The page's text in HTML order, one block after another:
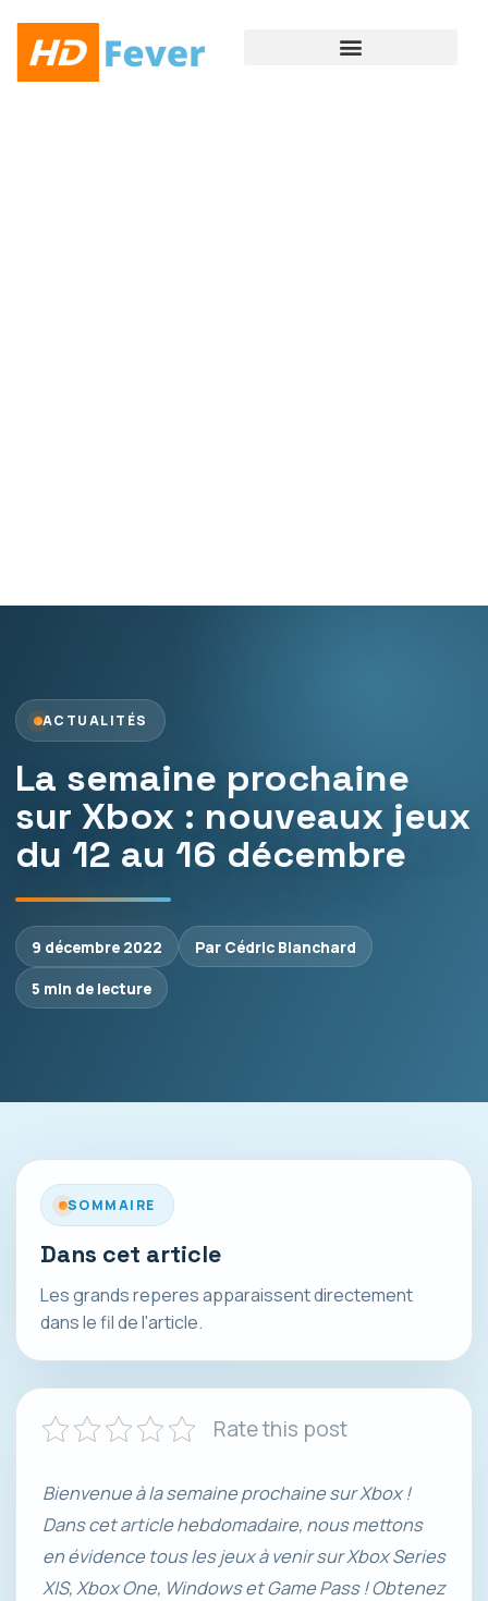
ACTUALITÉS
La semaine prochaine
sur Xbox : nouveaux jeux
du 12 au 16 décembre
9 décembre 2022
Par Cédric Blanchard
5 min de lecture
SOMMAIRE
Dans cet article
Les grands reperes apparaissent directement
dans le fil de l'article.
Rate this post
Bienvenue à la semaine prochaine sur Xbox !
Dans cet article hebdomadaire, nous mettons
en évidence tous les jeux à venir sur Xbox Series
X|S, Xbox One, Windows et Game Pass ! Obtenez